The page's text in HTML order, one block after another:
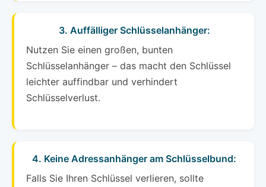
3. Auffälliger Schlüsselanhänger:
Nutzen Sie einen großen, bunten
Schlüsselanhänger – das macht den Schlüssel
leichter auffindbar und verhindert
Schlüsselverlust.
4. Keine Adressanhänger am Schlüsselbund:
Falls Sie Ihren Schlüssel verlieren, sollte